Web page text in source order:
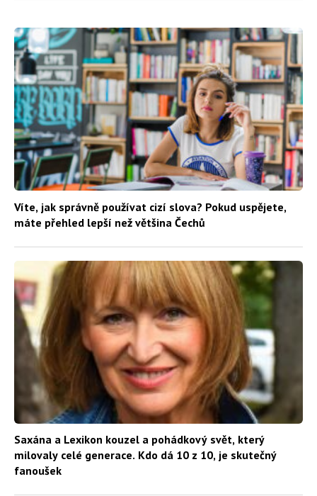
Víte, jak správně používat cizí slova? Pokud uspějete,
máte přehled lepší než většina Čechů
Saxána a Lexikon kouzel a pohádkový svět, který
milovaly celé generace. Kdo dá 10 z 10, je skutečný
fanoušek